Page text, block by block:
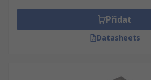
Přidat
Datasheets